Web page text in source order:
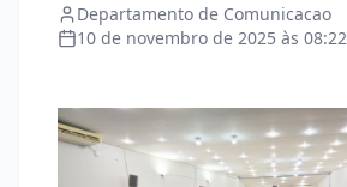
Departamento de Comunicacao
10 de novembro de 2025 às 08:22